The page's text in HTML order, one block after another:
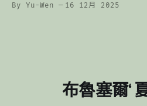
事。
By Yu-Wen 16 12月 2025
布魯塞爾‘